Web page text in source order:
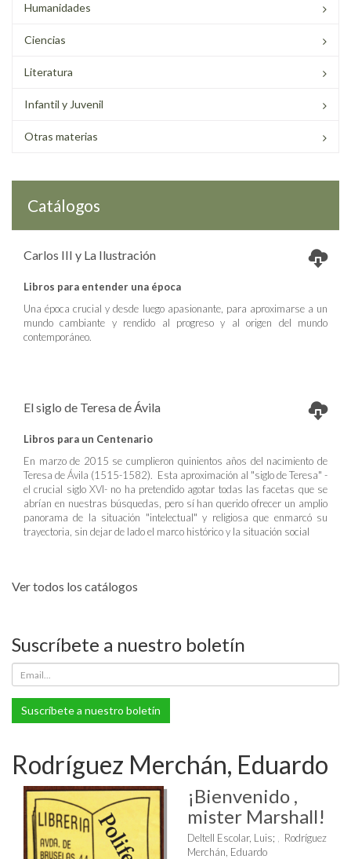
Humanidades
Ciencias
Literatura
Infantil y Juvenil
Otras materias
Catálogos
Carlos III y La Ilustración
Libros para entender una época
Una época crucial y desde luego apasionante, para aproximarse a un
mundo cambiante y rendido al progreso y al origen del mundo
contemporáneo.
El siglo de Teresa de Ávila
Libros para un Centenario
En marzo de 2015 se cumplieron quinientos años del nacimiento de
Teresa de Ávila (1515-1582). Esta aproximación al "siglo de Teresa" -
el crucial siglo XVI- no ha pretendido agotar todas las facetas que se
abrían en nuestras búsquedas, pero sí han querido ofrecer un amplio
panorama de la situación "intelectual" y religiosa que enmarcó su
trayectoria, sin dejar de lado el marco histórico y la situación social
Ver todos los catálogos
Suscríbete a nuestro boletín
Suscríbete a nuestro boletín
Rodríguez Merchán, Eduardo
¡Bienvenido ,
mister Marshall!
Deltell Escolar, Luis;
Rodríguez
Merchán, Eduardo